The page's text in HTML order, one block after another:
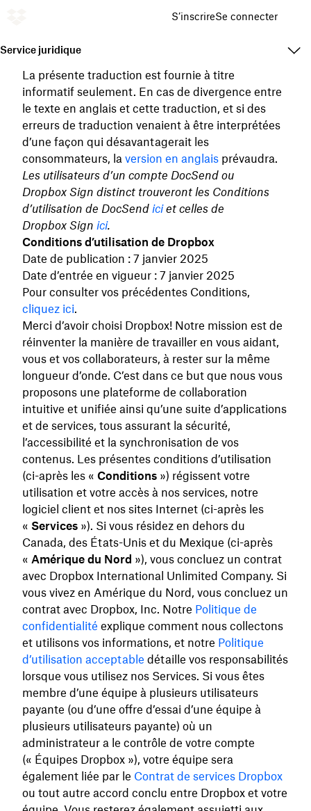
S’inscrireSe connecter
Service juridique
La présente traduction est fournie à titre
informatif seulement. En cas de divergence entre
le texte en anglais et cette traduction, et si des
erreurs de traduction venaient à être interprétées
d’une façon qui désavantagerait les
consommateurs, la version en anglais prévaudra.
Les utilisateurs d’un compte DocSend ou
Dropbox Sign distinct trouveront les Conditions
d’utilisation de DocSend iciet celles de
Dropbox Sign ici.
Conditions d’utilisation de Dropbox
Date de publication : 7 janvier 2025
Date d’entrée en vigueur : 7 janvier 2025
Pour consulter vos précédentes Conditions,
cliquez ici.
Merci d’avoir choisi Dropbox! Notre mission est de
réinventer la manière de travailler en vous aidant,
vous et vos collaborateurs, à rester sur la même
longueur d’onde. C’est dans ce but que nous vous
proposons une plateforme de collaboration
intuitive et unifiée ainsi qu’une suite d’applications
et de services, tous assurant la sécurité,
l’accessibilité et la synchronisation de vos
contenus. Les présentes conditions d’utilisation
(ci-après les « Conditions ») régissent votre
utilisation et votre accès à nos services, notre
logiciel client et nos sites Internet (ci-après les
« Services »). Si vous résidez en dehors du
Canada, des États-Unis et du Mexique (ci-après
« Amérique du Nord »), vous concluez un contrat
avec Dropbox International Unlimited Company. Si
vous vivez en Amérique du Nord, vous concluez un
contrat avec Dropbox, Inc. Notre Politique de
confidentialité explique comment nous collectons
et utilisons vos informations, et notre Politique
d’utilisation acceptable détaille vos responsabilités
lorsque vous utilisez nos Services. Si vous êtes
membre d’une équipe à plusieurs utilisateurs
payante (ou d’une offre d’essai d’une équipe à
plusieurs utilisateurs payante) où un
administrateur a le contrôle de votre compte
(« Équipes Dropbox »), votre équipe sera
également liée par le Contrat de services Dropbox
ou tout autre accord conclu entre Dropbox et votre